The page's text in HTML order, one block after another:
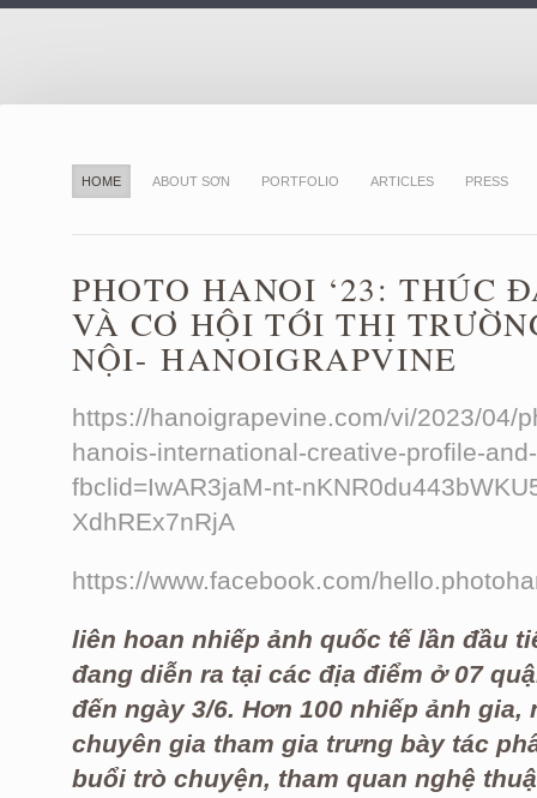
HOME ABOUT SƠN PORTFOLIO ARTICLES PRESS
PHOTO HANOI ‘23: THÚC
VÀ CƠ HỘI TỚI THỊ
NỘI- HANOIGRAPVINE
https://hanoigrapevine.com/vi/2023/04/
hanois-international-creative-profile-
fbclid=IwAR3jaM-nt-
XdhREx7nRjA
https://www.facebook.com/
liên hoan nhiếp ảnh quốc tế lần đầu
đang diễn ra tại các địa điểm ở 07
đến ngày 3/6. Hơn 100 nhiếp ảnh
chuyên gia tham gia trưng bày tác
buổi trò chuyện, tham quan nghệ